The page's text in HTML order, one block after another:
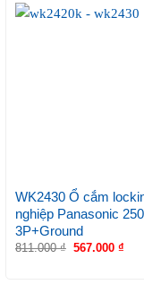
WK2430 Ổ cắm
nghiệp Panasonic
3P+Ground
811.000₫ 567.000 ₫